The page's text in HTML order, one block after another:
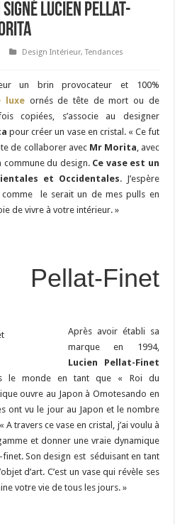
signé Lucien Pellat-
Design Intérieur,Tendances
un brin provocateur et 100%
luxeornés de tête de mort ou de
copiées, s’associe au designer
pour créer un vase en cristal. « Ce fut
de collaborer avec Mr Morita, avec
commune du design. Ce vase est un
et Occidentales. J’espère
le serait un de mes pulls en
de vivre à votre intérieur. »
Finet
Après avoir établi sa
marque en 1994,
Lucien Pellat-Finet
le monde en tant que « Roi du
ouvre au Japon à Omotesando en
ont vu le jour au Japon et le nombre
A travers ce vase en cristal, j’ai voulu à
et donner une vraie dynamique
Son design est séduisant en tant
d’art. C’est un vase qui révèle ses
votre vie de tous les jours. »